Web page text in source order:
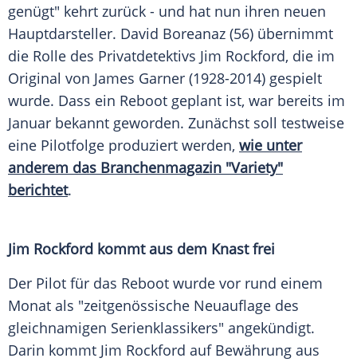
genügt" kehrt zurück - und hat nun ihren neuen
Hauptdarsteller. David Boreanaz (56) übernimmt
die Rolle des Privatdetektivs Jim Rockford, die im
Original von James Garner (1928-2014) gespielt
wurde. Dass ein Reboot geplant ist, war bereits im
Januar bekannt geworden. Zunächst soll testweise
eine Pilotfolge produziert werden, wie unter
anderem das Branchenmagazin "Variety"
berichtet.
Jim Rockford kommt aus dem Knast frei
Der Pilot für das Reboot wurde vor rund einem
Monat als "zeitgenössische Neuauflage des
gleichnamigen Serienklassikers" angekündigt.
Darin kommt Jim Rockford auf Bewährung aus